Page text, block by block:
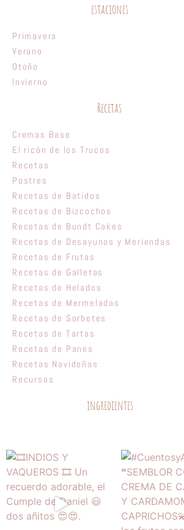
estaciones
Primavera
Verano
Otoño
Invierno
Recetas
Cremas Base
El ricón de los Trucos
Recetas
Postres
Recetas de Batidos
Recetas de Bizcochos
Recetas de Bundt Cakes
Recetas de Desayunos y Meriendas
Recetas de Frutas
Recetas de Galletas
Recetas de Helados
Recetas de Mermeladas
Recetas de Sorbetes
Recetas de Tartas
Recetas de Panes
Recetas Navideñas
Recursos
ingredientes